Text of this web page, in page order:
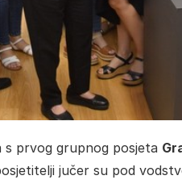
s prvog grupnog posjeta
jučer su pod